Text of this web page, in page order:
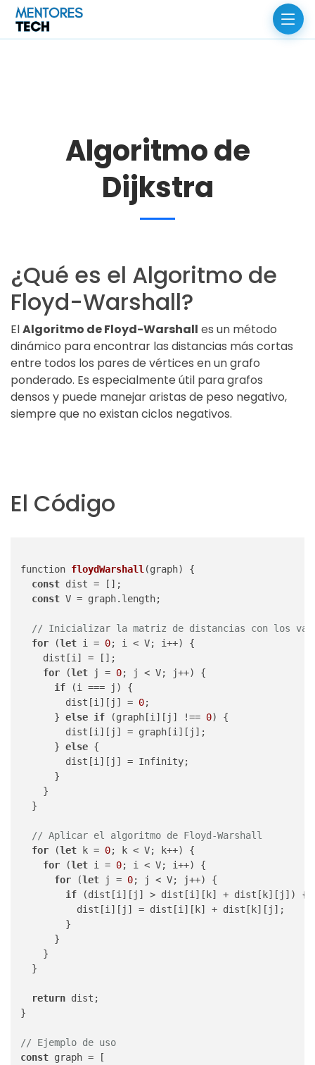
Algoritmo de
Dijkstra
¿Qué es el Algoritmo de
Floyd-Warshall?
ElAlgoritmo de Floyd-Warshall es un método
dinámico para encontrar las distancias más cortas
entre todos los pares de vértices en un grafo
ponderado. Es especialmente útil para grafos
densos y puede manejar aristas de peso negativo,
siempre que no existan ciclos negativos.
El Código
function floydWarshall (graph)
{
const dist = [];
const V = graph.length;
// Inicializar la matriz de distancias con los
for (let i = 0; i < V; i++) {
    dist[i] = [];
for (let j = 0; j < V; j++) {
if (i === j) {
        dist[i][j] =
0;
      }
else if (graph[i][j] !== 0) {
        dist[i][j] = graph[i][j];
      }
else {
        dist[i][j] = Infinity;
      }
    }
  }
// Aplicar el algoritmo de Floyd-Warshall
for (let k = 0; k < V; k++) {
for (let i = 0; i < V; i++) {
for (let j = 0; j < V; j++) {
if (dist[i][j] > dist[i][k] + dist[k][j]) {
          dist[i][j] = dist[i][k] + dist[k][j];
        }
      }
    }
  }
return dist;
}
// Ejemplo de uso
const graph = [